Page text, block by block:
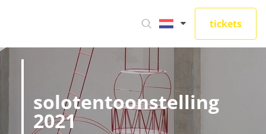
tickets
solotentoonstelling
2021